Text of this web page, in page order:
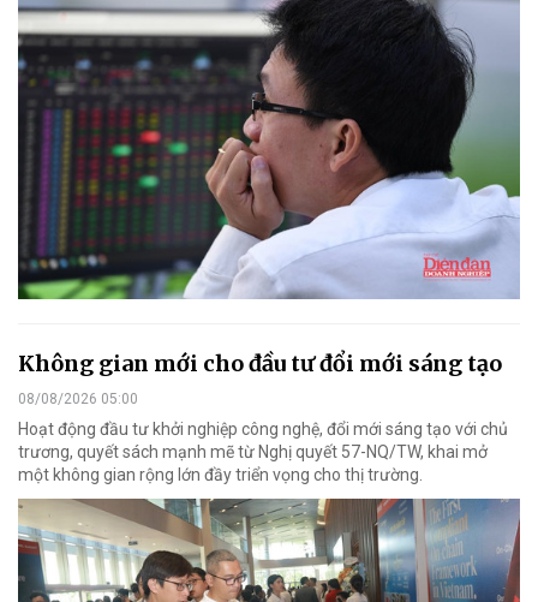
Không gian mới cho đầu tư đổi mới sáng tạo
08/08/2026 05:00
Hoạt động đầu tư khởi nghiệp công nghệ, đổi mới sáng tạo với chủ
trương, quyết sách mạnh mẽ từ Nghị quyết 57-NQ/TW, khai mở
một không gian rộng lớn đầy triển vọng cho thị trường.